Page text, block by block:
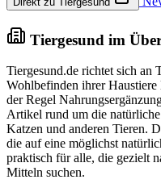
Tiergesund im
Tiergesund.de richtet sich an
Wohlbefinden ihrer
der Regel
Artikel rund um die
Katzen und anderen Tieren.
die auf eine möglichst
praktisch für alle, die gezielt
Mitteln suchen.